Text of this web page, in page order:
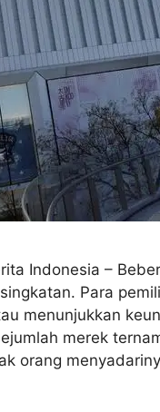
Indonesia –
Para
menunjukkan
merek
orang